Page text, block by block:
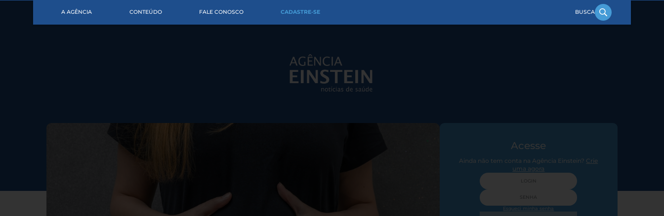
A AGÊNCIA CONTEÚDO FALE CONOSCO CADASTRE-SE
Acesse
Ainda não tem conta na Agência Einstein? Crie
uma agora
Esqueci minha senha